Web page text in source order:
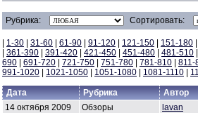
Рубрика: Сортировать:
1-30 31-60 61-90 91-120 121-150 151-180
361-390 391-420 421-450 451-480 481-510
690
691-720 721-750 751-780 781-810
811-
991-1020
1021-1050 1051-1080 1081-1110
Дата Рубрика
Автор
14 октября 2009
Обзоры
lavan